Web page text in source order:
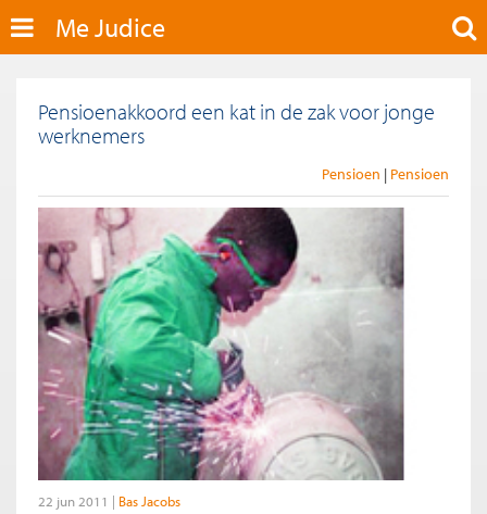
Me Judice
Pensioenakkoord een kat in de zak voor jonge
werknemers
Pensioen Pensioen
22 jun 2011 Bas Jacobs